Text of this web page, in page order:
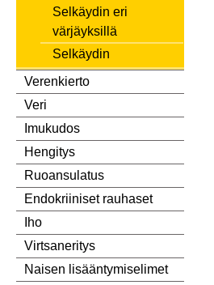
Selkäydin eri
värjäyksillä
Selkäydin
Verenkierto
Veri
Imukudos
Hengitys
Ruoansulatus
Endokriiniset rauhaset
Iho
Virtsaneritys
Naisen lisääntymiselimet